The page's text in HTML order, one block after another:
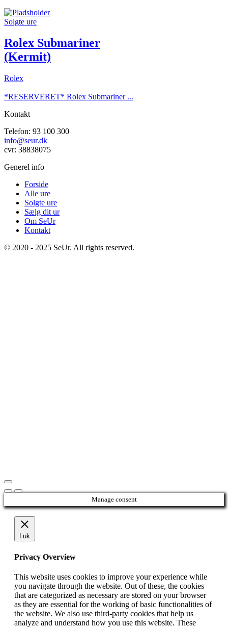
Solgte ure
Rolex Submariner
(Kermit)
Rolex
*RESERVERET* Rolex Submariner ...
Kontakt
Telefon: 93 100 300
info@seur.dk
cvr: 38838075
Generel info
Forside
Alle ure
Solgte ure
Sælg dit ur
Om SeUr
Kontakt
© 2020 - 2025 SeUr. All rights reserved.
Manage consent
Luk
Privacy Overview
This website uses cookies to improve your experience while
you navigate through the website. Out of these, the cookies
that are categorized as necessary are stored on your browser
as they are essential for the working of basic functionalities of
the website. We also use third-party cookies that help us
analyze and understand how you use this website. These